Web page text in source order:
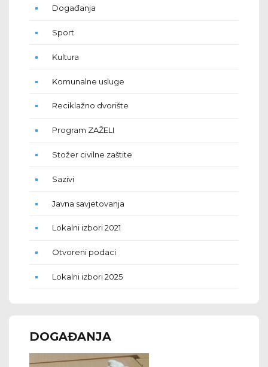
Događanja
Sport
Kultura
Komunalne usluge
Reciklažno dvorište
Program ZAŽELI
Stožer civilne zaštite
Sazivi
Javna savjetovanja
Lokalni izbori 2021
Otvoreni podaci
Lokalni izbori 2025
DOGAĐANJA